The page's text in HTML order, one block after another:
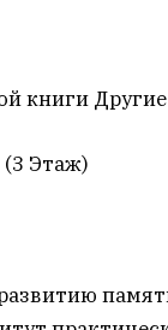
книги
(3 Этаж)